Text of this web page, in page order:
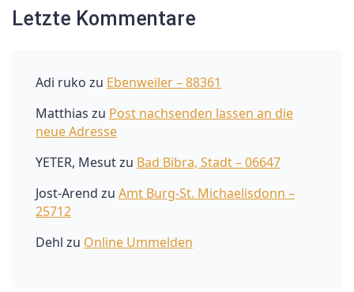
Letzte Kommentare
Adi ruko zu Ebenweiler – 88361
Matthias zu Post nachsenden lassen an die
neue Adresse
YETER, Mesutzu Bad Bibra, Stadt – 06647
Jost-Arend zu Amt Burg-St. Michaelisdonn –
25712
Dehl zu Online Ummelden